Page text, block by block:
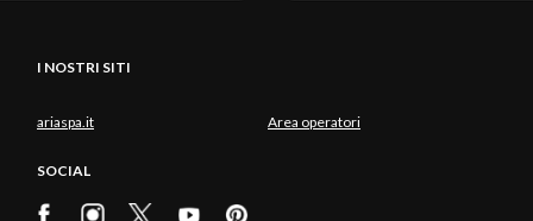
I NOSTRI SITI
ariaspa.it Area operatori
SOCIAL